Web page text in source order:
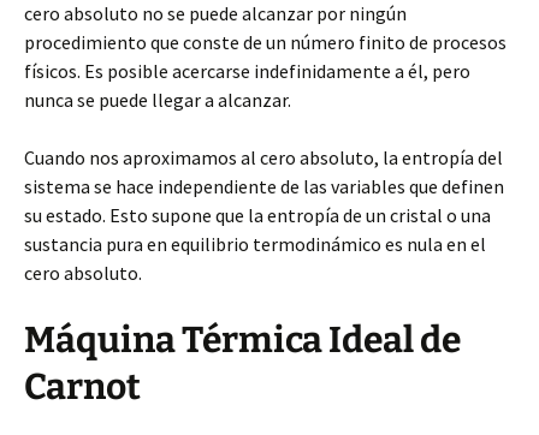
cero absoluto no se puede alcanzar por ningún
procedimiento que conste de un número finito de procesos
físicos. Es posible acercarse indefinidamente a él, pero
nunca se puede llegar a alcanzar.
Cuando nos aproximamos al cero absoluto, la entropía del
sistema se hace independiente de las variables que definen
su estado. Esto supone que la entropía de un cristal o una
sustancia pura en equilibrio termodinámico es nula en el
cero absoluto.
Máquina Térmica Ideal de
Carnot